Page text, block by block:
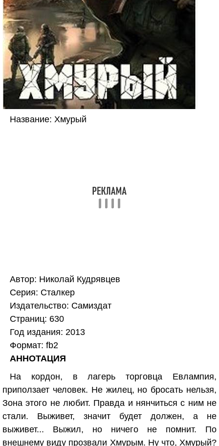
Название: Хмурый
Автор: Николай Кудрявцев
Серия: Сталкер
Издательство: Самиздат
Страниц: 630
Год издания: 2013
Формат: fb2
АННОТАЦИЯ
На кордон, в лагерь торговца Евлампия,
приползает человек. Не жилец, но бросать нельзя,
Зона этого не любит. Правда и нянчиться с ним не
стали. Выживет, значит будет должен, а не
выживет... Выжил, но ничего не помнит. По
внешнему виду прозвали Хмурым. Ну что, Хмурый?